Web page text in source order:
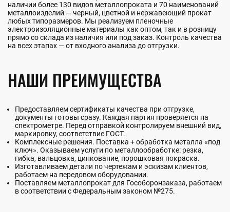
наличии более 130 видов металлопроката и 70 наименований
металлоизделий — черный, цветной и нержавеющий прокат
любых типоразмеров. Мы реализуем пленочные
электроизоляционные материалы как оптом, так и в розницу
прямо со склада из наличия или под заказ. Контроль качества
на всех этапах — от входного анализа до отгрузки.
НАШИ ПРЕИМУЩЕСТВА
Предоставляем сертификаты качества при отгрузке,
документы готовы сразу. Каждая партия проверяется на
спектрометре. Перед отправкой контролируем внешний вид,
маркировку, соответствие ГОСТ.
Комплексные решения. Поставка + обработка металла «под
ключ». Оказываем услуги по металлообработке: резка,
гибка, вальцовка, цинкование, порошковая покраска.
Изготавливаем детали по чертежам и эскизам клиентов,
работаем на передовом оборудовании.
Поставляем металлопрокат для Гособоронзаказа, работаем
в соответствии с Федеральным законом №275.